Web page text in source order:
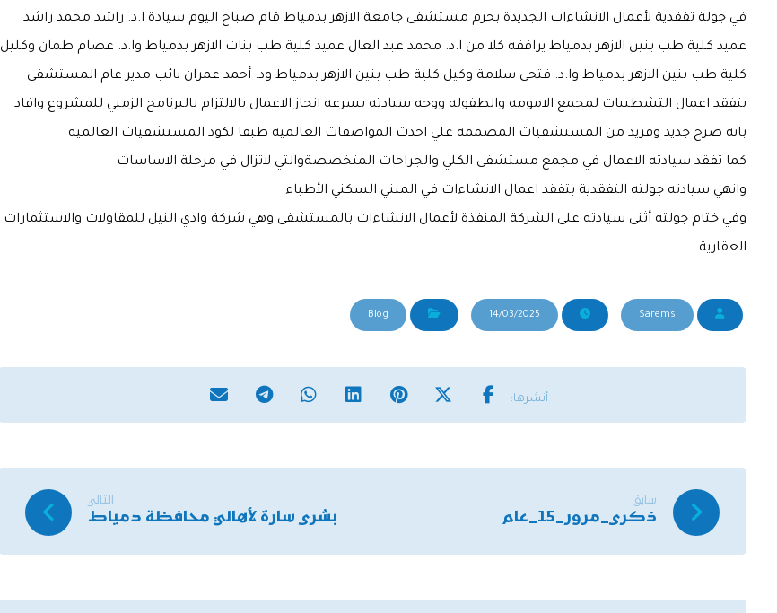
في جولة تفقدية لأعمال الانشاءات الجديدة بحرم مستشفى جامعة الازهر بدمياط قام صباح اليوم سيادة ا.د. راشد محمد راشد
عميد كلية طب بنين الازهر بدمياط يرافقه كلا من ا.د. محمد عبد العال عميد كلية طب بنات الازهر بدمياط وا.د. عصام طمان وكليل
كلية طب بنين الازهر بدمياط وا.د. فتحي سلامة وكيل كلية طب بنين الازهر بدمياط ود. أحمد عمران نائب مدير عام المستشفى
بتفقد اعمال التشطيبات لمجمع الامومه والطفوله ووجه سيادته بسرعه انجاز الاعمال بالالتزام بالبرنامج الزمني للمشروع وافاد
بانه صرح جديد وفريد من المستشفيات المصممه علي احدث المواصفات العالميه طبقا لكود المستشفيات العالميه
كما تفقد سيادته الاعمال في مجمع مستشفى الكلي والجراحات المتخصصةوالتي لاتزال في مرحلة الاساسات
وانهي سيادته جولته التفقدية بتفقد اعمال الانشاءات في المبني السكني الأطباء
وفي ختام جولته أثنى سيادته على الشركة المنفذة لأعمال الانشاءات بالمستشفى وهي شركة وادي النيل للمقاولات والاستثمارات
العقارية
Sarems
14/03/2025
Blog
سابق
ذكرى_مرور_15_عام
التالي
بشرى سارة لأهالي محافظة دمياط